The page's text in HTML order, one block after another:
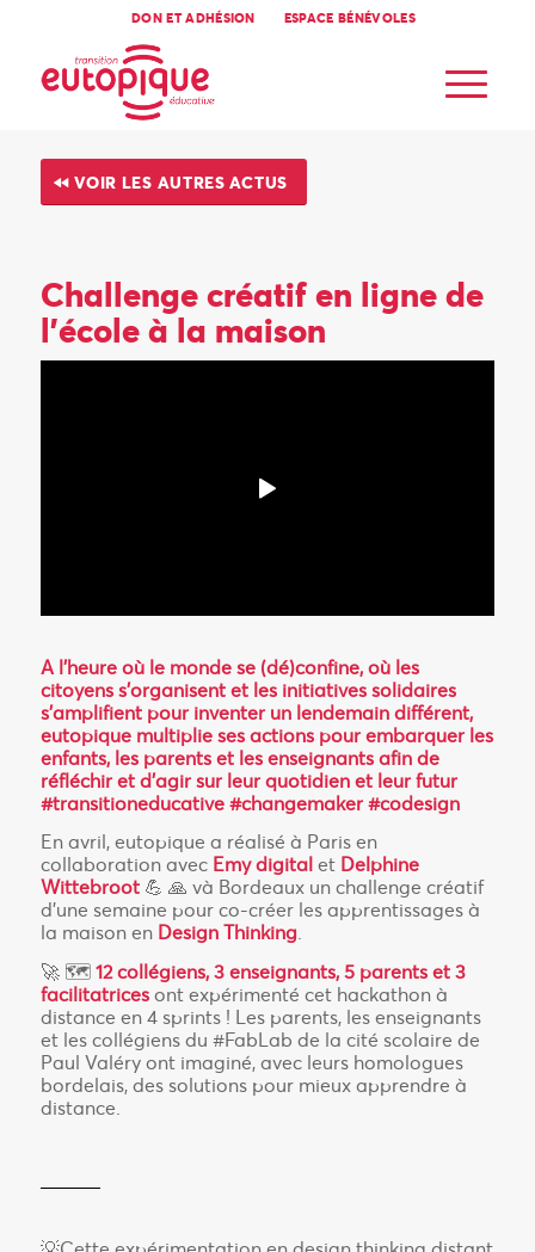
DON ET ADHÉSION ESPACE BÉNÉVOLES
VOIR LES AUTRES ACTUS
Challenge créatif en ligne de
l’école à la maison
A l’heure où le monde se (dé)confine, où les
citoyens s’organisent et les initiatives solidaires
s’amplifient pour inventer un lendemain différent,
eutopique multiplie ses actions pour embarquer les
enfants, les parents et les enseignants afin de
réfléchir et d’agir sur leur quotidien et leur futur
#transitioneducative #changemaker #codesign
En avril, eutopique a réalisé à Paris en
collaboration avec Emy digital et Delphine
Wittebroot💪 🙏 và Bordeaux un challenge créatif
d’une semaine pour co-créer les apprentissages à
la maison enDesign Thinking.
🚀 🗺️ 12 collégiens, 3 enseignants, 5 parents et 3
facilitatricesont expérimenté cet hackathon à
distance en 4 sprints ! Les parents, les enseignants
et les collégiens du #FabLab de la cité scolaire de
Paul Valéry ont imaginé, avec leurs homologues
bordelais, des solutions pour mieux apprendre à
distance.